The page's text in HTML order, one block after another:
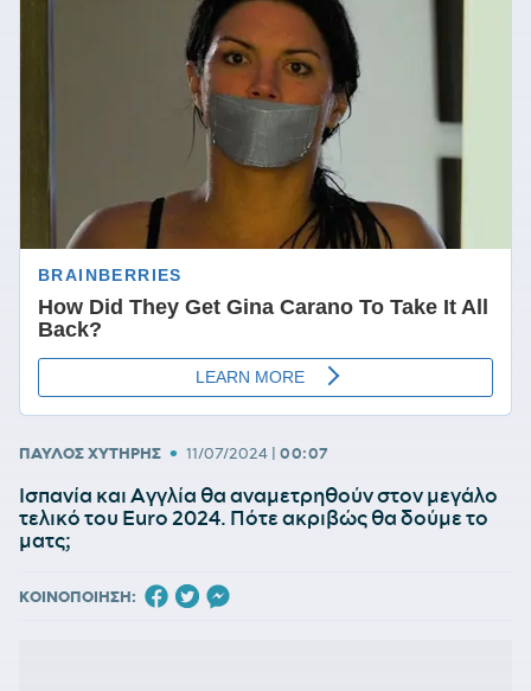
ΠΑΥΛΟΣ ΧΥΤΗΡΗΣ • 11/07/2024 | 00:07
Ισπανία και Αγγλία θα αναμετρηθούν στον μεγάλο
τελικό του Euro 2024. Πότε ακριβώς θα δούμε το
ματς;
ΚΟΙΝΟΠΟΙΗΣΗ: